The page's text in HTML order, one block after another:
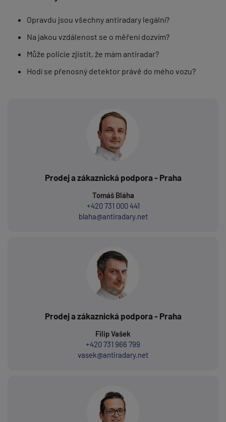
Opravdu jsou všechny antiradary legální?
Na jakou vzdálenost se o měření dozvím?
Může policie zjistit, že mám antiradar?
Hodí se přenosný detektor právě do mého vozu?
Prodej a zákaznická podpora - Praha
Tomáš Bláha
+420 731 000 441
blaha@antiradary.net
Prodej a zákaznická podpora - Praha
Filip Vašek
+420 731 966 799
vasek@antiradary.net